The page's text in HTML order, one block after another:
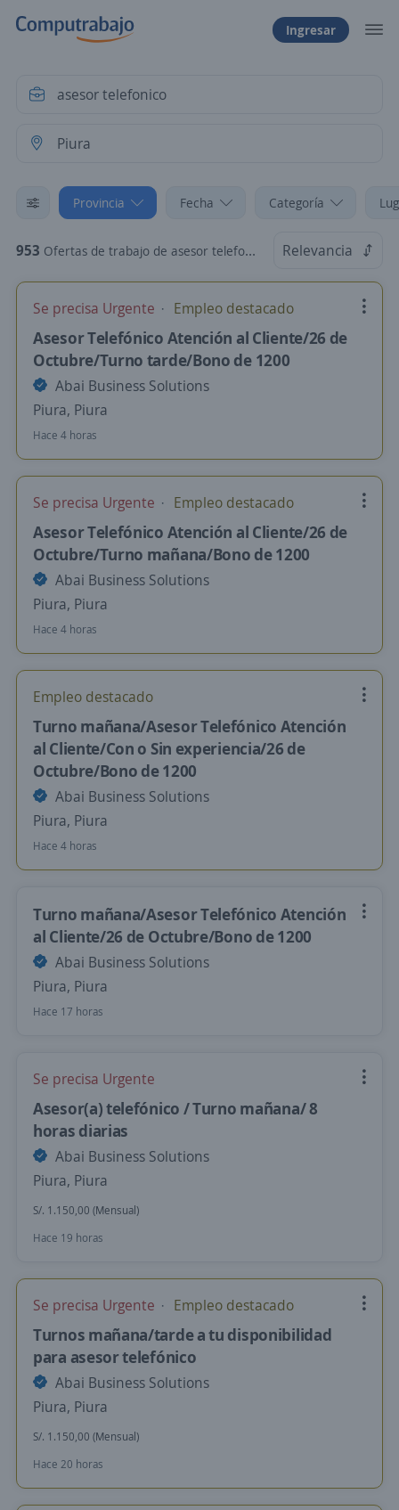
Ingresar
Provincia Fecha Categoría
953 Ofertas de trabajo de asesor telefonico en Piura, Piura Relevancia
Se precisa Urgente Empleo destacado
Asesor Telefónico Atención al Cliente/26 de
Octubre/Turno tarde/Bono de 1200
Abai Business Solutions
Piura, Piura
Hace 4 horas
Se precisa Urgente Empleo destacado
Asesor Telefónico Atención al Cliente/26 de
Octubre/Turno mañana/Bono de 1200
Abai Business Solutions
Piura, Piura
Hace 4 horas
Empleo destacado
Turno mañana/Asesor Telefónico Atención
al Cliente/Con o Sin experiencia/26 de
Octubre/Bono de 1200
Abai Business Solutions
Piura, Piura
Hace 4 horas
Turno mañana/Asesor Telefónico Atención
al Cliente/26 de Octubre/Bono de 1200
Abai Business Solutions
Piura, Piura
Hace 17 horas
Se precisa Urgente
Asesor(a) telefónico / Turno mañana/ 8
horas diarias
Abai Business Solutions
Piura, Piura
S/. 1.150,00 (Mensual)
Hace 19 horas
Se precisa Urgente Empleo destacado
Turnos mañana/tarde a tu disponibilidad
para asesor telefónico
Abai Business Solutions
Piura, Piura
S/. 1.150,00 (Mensual)
Hace 20 horas